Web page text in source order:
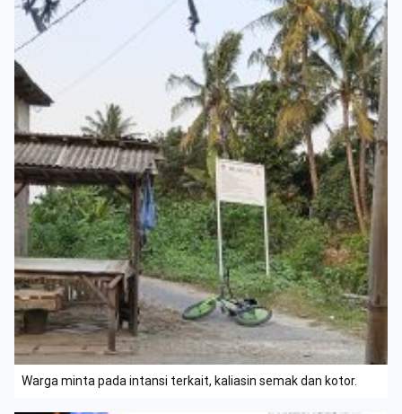
Warga minta pada intansi terkait, kaliasin semak dan kotor.